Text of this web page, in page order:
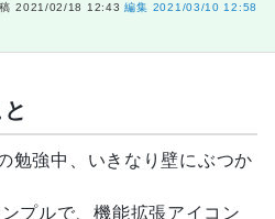
2021/02/18 12:43 編集 2021/03/10 12:58
勉強中、いきなり壁にぶつか
プルで、機能拡張アイコン